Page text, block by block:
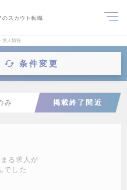
のスカウト転職
求人情報
条件変更
み 掲載終了間近
る求人が
でした